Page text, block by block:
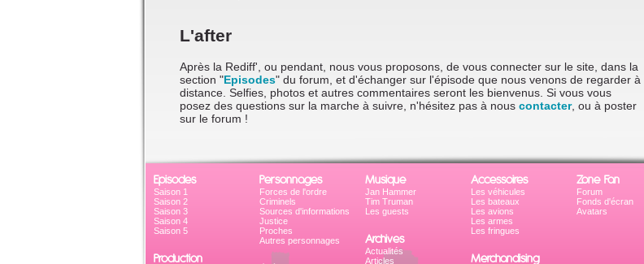
L'after
Après la Rediff', ou pendant, nous vous proposons, de vous connecter sur le site, dans la
section "Episodes" du forum, et d'échanger sur l'épisode que nous venons de regarder à
distance. Selfies, photos et autres commentaires seront les bienvenus. Si vous vous
posez des questions sur la marche à suivre, n'hésitez pas à nous contacter, ou à poster
sur le forum !
Episodes
Saison 1
Saison 2
Saison 3
Saison 4
Saison 5
Production
Personnages
Forces de l'ordre
Criminels
Sources d'informations
Justice
Proches
Autres personnages
Musique
Jan Hammer
Tim Truman
Les guests
Archives
Actualités
Articles
Accessoires
Les véhicules
Les bateaux
Les avions
Les armes
Les fringues
Merchandising
Zone Fan
Forum
Fonds d'écran
Avatars